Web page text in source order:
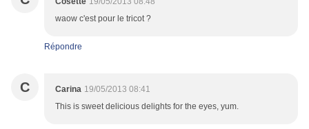
waow c'est pour le tricot ?
Répondre
C Carina 19/05/2013 08:41
This is sweet delicious delights for the eyes, yum.